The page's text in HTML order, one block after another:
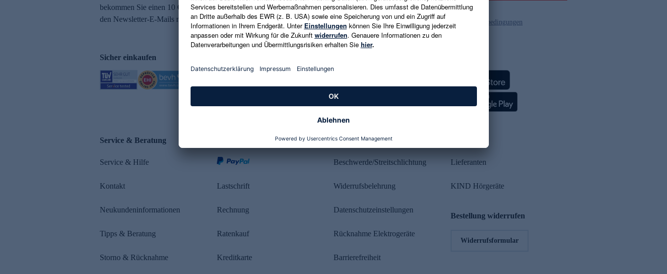
bekommen Sie einen 10 € Gutschein. Eine Abmeldung ist jederzeit in
den Newsletter-E-Mails möglich.
Es gelten die Datenschutzrichtlinien und die Gutscheinbedingungen
Sicher einkaufen
Service & Beratung
Service & Hilfe
Kontakt
Neukundeninformationen
Tipps & Beratung
Storno & Rücknahme
Lastschrift
Rechnung
Ratenkauf
Kreditkarte
Rechtliches
Beschwerde/Streitschlichtung
Widerrufsbelehrung
Datenschutzeinstellungen
Rücknahme Elektrogeräte
Barrierefreiheit
Lieferanten
KIND Hörgeräte
Bestellung widerrufen
Widerrufsformular